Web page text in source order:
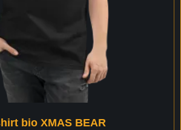
bio XMAS BEAR